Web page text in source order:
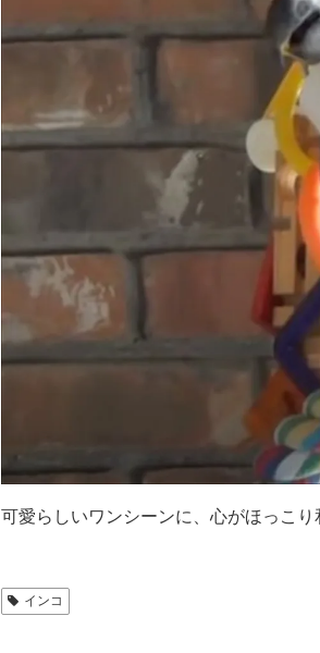
可愛らしいワンシーンに、心がほっこり
インコ